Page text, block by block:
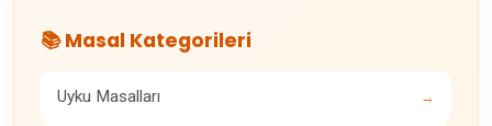
📚 Masal Kategorileri
Uyku Masalları →